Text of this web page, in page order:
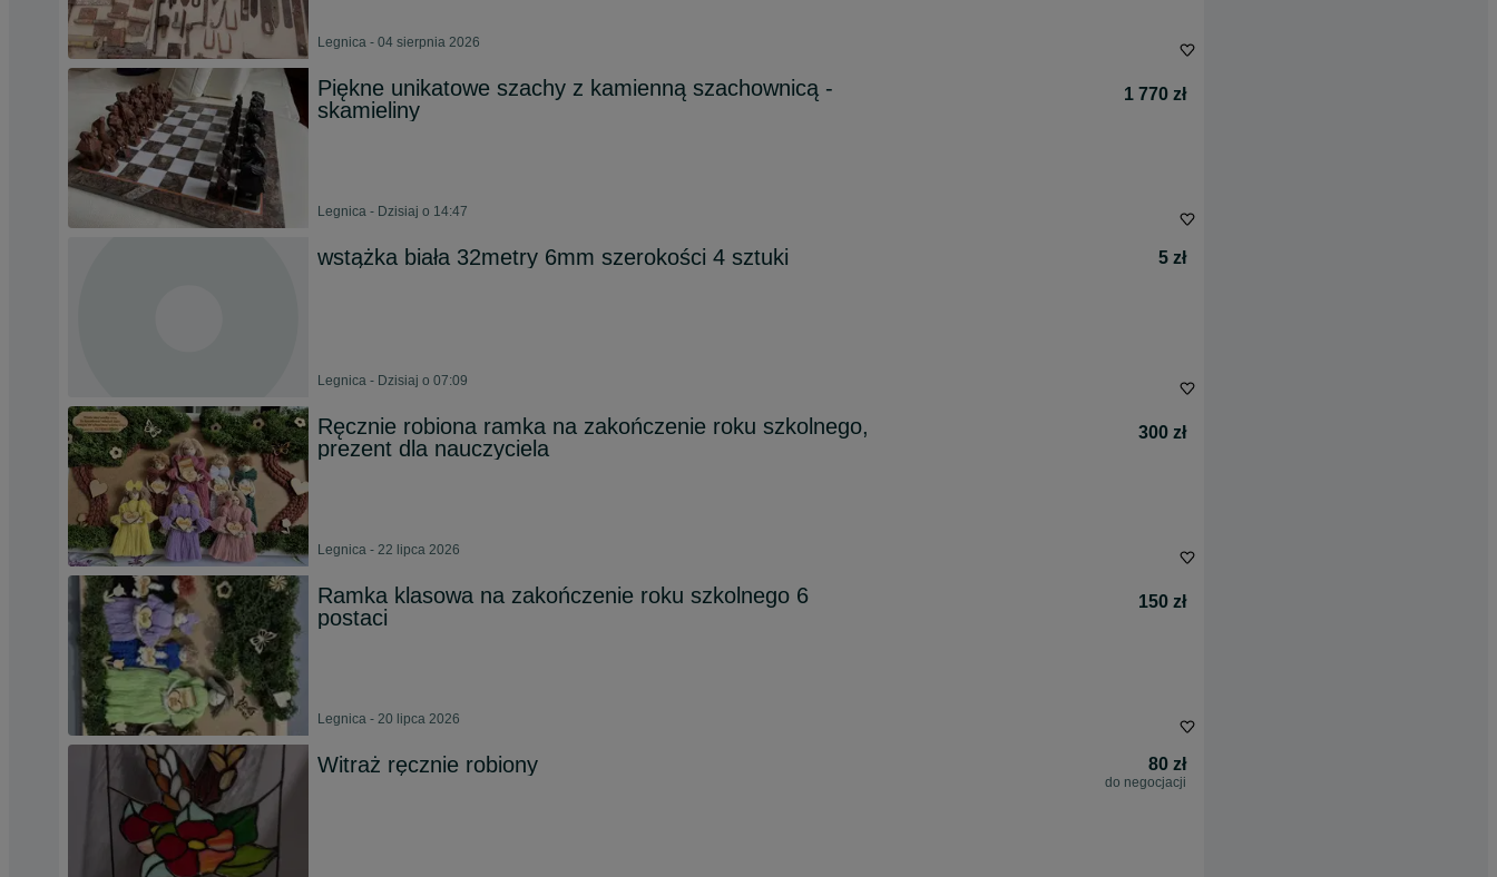
Legnica - 04 sierpnia 2026
Piękne unikatowe szachy z kamienną szachownicą -
skamieliny
1 770 zł
Legnica - Dzisiaj o 14:47
wstążka biała 32metry 6mm szerokości 4 sztuki 5 zł
Legnica - Dzisiaj o 07:09
Ręcznie robiona ramka na zakończenie roku szkolnego,
prezent dla nauczyciela
300 zł
Legnica - 22 lipca 2026
Ramka klasowa na zakończenie roku szkolnego 6
postaci
150 zł
Legnica - 20 lipca 2026
Witraż ręcznie robiony 80 zł
do negocjacji